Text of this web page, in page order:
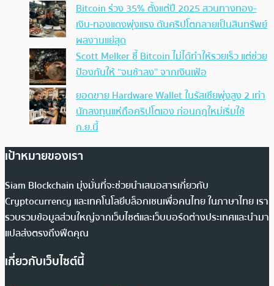
Bitcoin ร่วง 35% ตั้งแต่ปี 2025 สวนทางทอง-
เงิน-ทองแดงพุ่งแรง ดันคริปโตกลายเป็นสินทรัพย์
ผลงานแย่สุด
Scott Melker ชี้ Bitcoin ไม่ได้ทำให้รวยเร็ว แต่ช่วย
ป้องกันให้ “จนช้าลง” จากเงินเฟ้อ
ยอดขาย Hardware Wallet ในรัสเซียพุ่งสูง 2 เท่า
นักลงทุนแห่ถือคริปโตเอง ก่อนกฎใหม่เริ่มใช้
ก.ย.นี้
เป้าหมายของเรา
Siam Blockchain มุ่งมั่นที่จะช่วยนำเสนอสารเกี่ยวกับ
Cryptocurrency และเทคโนโลยีบล็อกเชนเพื่อคนไทย ในภาษาไทย เรา
รวบรวมข้อมูลส่วนใหญ่จากเว็บไซต์และเว็บบอร์ดต่างประเทศและนำมา
แปลส่งตรงถึงฟีดคุณ
เกี่ยวกับเว็บไซต์นี้